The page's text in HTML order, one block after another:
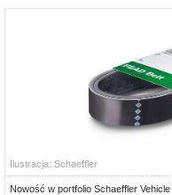
Ilustracja: Schaeffler
Nowość w portfolio Schaeffler